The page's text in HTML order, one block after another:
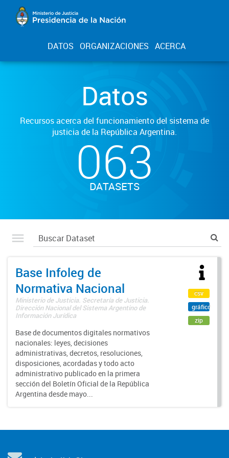
DATOS ORGANIZACIONES ACERCA
Datos
Recursos acerca del funcionamiento del sistema de
justicia de la República Argentina.
063
DATASETS
Base Infoleg de
Normativa Nacional
Ministerio de Justicia. Secretaría de Justicia.
Dirección Nacional del Sistema Argentino de
Información Jurídica
Base de documentos digitales normativos
nacionales: leyes, decisiones
administrativas, decretos, resoluciones,
disposiciones, acordadas y todo acto
administrativo publicado en la primera
sección del Boletín Oficial de la República
Argentina desde mayo...
csv
gráfico
zip